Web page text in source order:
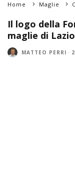
Home Maglie
Il logo della
maglie di
MATTEO PERRI ·